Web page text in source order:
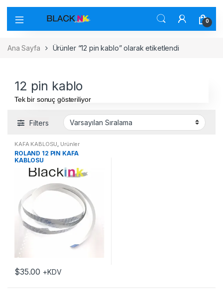
0
Ana Sayfa Ürünler “12 pin kablo” olarak etiketlendi
12 pin kablo
Tek bir sonuç gösteriliyor
Filters
KAFA KABLOSU, Ürünler
ROLAND 12 PIN KAFA
KABLOSU
$35.00 +KDV